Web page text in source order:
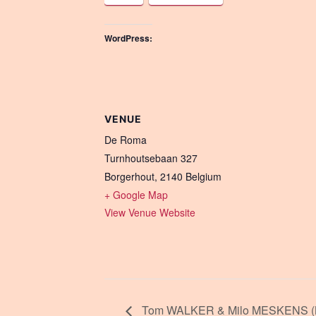
WordPress:
VENUE
De Roma
Turnhoutsebaan 327
Borgerhout, 2140 Belgium
+ Google Map
View Venue Website
Tom WALKER & Milo MESKENS